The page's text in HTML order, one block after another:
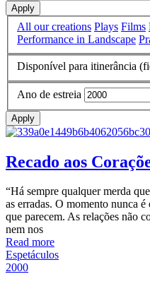
Apply
All our creations Plays Films
Performance in Landscape
Disponível para itinerância
Ano de estreia
Apply
Recado aos
“Há sempre qualquer merda
as erradas. O momento nunca
que parecem. As relações não
nem nos
Read more
Espetáculos
2000